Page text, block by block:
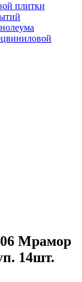
плитки
Мрамор
14шт.